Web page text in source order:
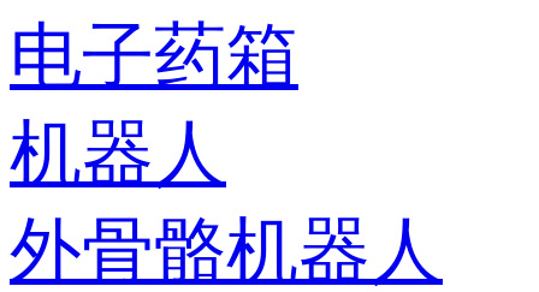
电子药箱
机器人
外骨骼机器人